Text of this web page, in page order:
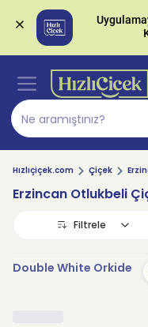
Hızlıçiçek.com Çiçek
Erzincan Otlukbeli
Filtrele
Double White Orkide